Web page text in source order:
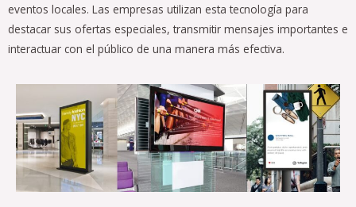
eventos locales. Las empresas utilizan esta tecnología para
destacar sus ofertas especiales, transmitir mensajes importantes e
interactuar con el público de una manera más efectiva.